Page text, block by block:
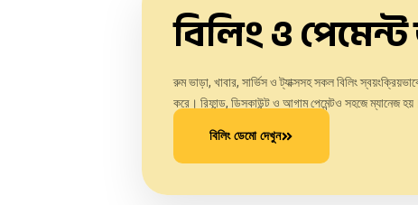
বিলিং ও
রুম ভাড়া, খাবার, সার্ভিস ও ট্যাক্সসহ সকল বিলিং
করে। রিফান্ড, ডিসকাউন্ট ও আগাম পেমেন্টও সহজে
বিলিং ডেমো দেখুন